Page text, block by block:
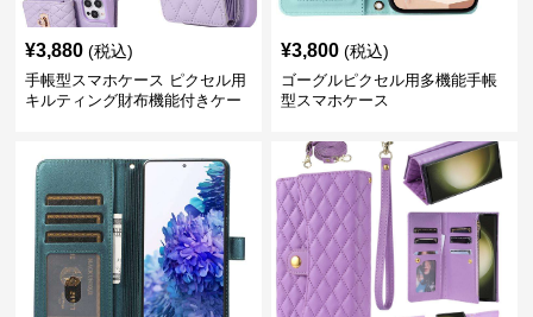
¥3,880 (税込)
手帳型スマホケース ピクセル用
キルティング財布機能付きケー
¥3,800 (税込)
ゴーグルピクセル用多機能手帳
型スマホケース